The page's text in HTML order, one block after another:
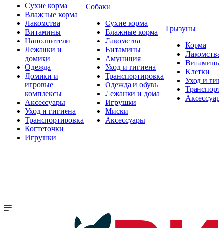
Сухие корма
Влажные корма
Лакомства
Витамины
Наполнители
Лежанки и
домики
Одежда
Домики и
игровые
комплексы
Аксессуары
Уход и гигиена
Транспортировка
Когтеточки
Игрушки
Собаки
Сухие корма
Влажные корма
Лакомства
Витамины
Амуниция
Уход и гигиена
Транспортировка
Одежда и обувь
Лежанки и дома
Игрушки
Миски
Аксессуары
Грызуны
Корма
Клетки
Уход и